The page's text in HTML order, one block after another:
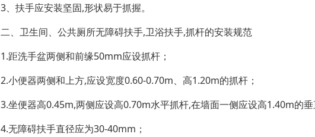
3、扶手应安装坚固,形状易于抓握。
二、卫生间、公共厕所无障碍扶手,卫浴扶手,抓杆的安装规范
1.距洗手盆两侧和前缘50mm应设抓杆；
2.小便器两侧和上方,应设宽度0.60-0.70m、高1.20m的抓杆；
3.坐便器高0.45m,两侧应设高0.70m水平抓杆,在墙面一侧应设高1.40m的垂
4.无障碍扶手直径应为30-40mm；